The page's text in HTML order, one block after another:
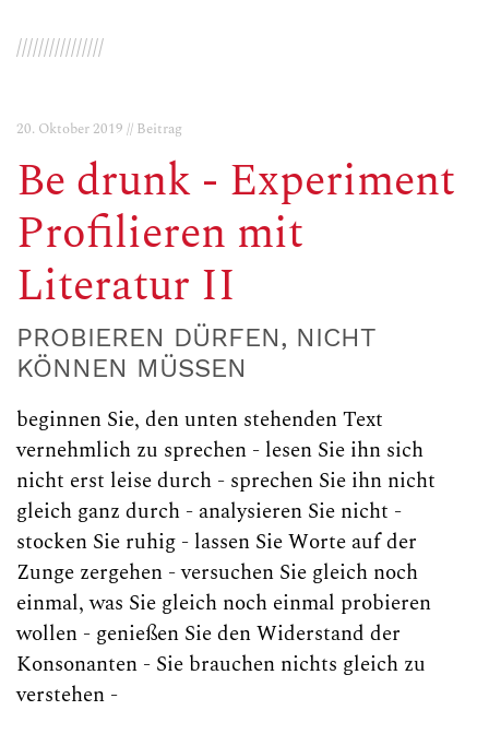
////////////////
20. Oktober 2019 // Beitrag
Be drunk - Experiment
Profilieren mit
Literatur II
PROBIEREN DÜRFEN, NICHT
KÖNNEN MÜSSEN
beginnen Sie, den unten stehenden Text
vernehmlich zu sprechen - lesen Sie ihn sich
nicht erst leise durch - sprechen Sie ihn nicht
gleich ganz durch - analysieren Sie nicht -
stocken Sie ruhig - lassen Sie Worte auf der
Zunge zergehen - versuchen Sie gleich noch
einmal, was Sie gleich noch einmal probieren
wollen - genießen Sie den Widerstand der
Konsonanten - Sie brauchen nichts gleich zu
verstehen -